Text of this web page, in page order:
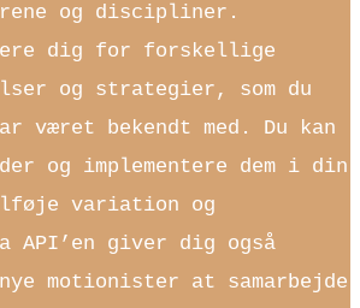
og discipliner.
dig for forskellige
og strategier, som du
været bekendt med. Du kan
og implementere dem i din
variation og
API’en giver dig også
motionister at samarbejde